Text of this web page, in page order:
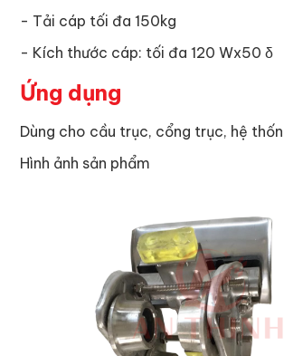
- Tải cáp tối đa 150kg
- Kích thước cáp: tối đa 120 Wx50 δ
Ứng dụng
Dùng cho cầu trục, cổng trục, hệ
Hình ảnh sản phẩm